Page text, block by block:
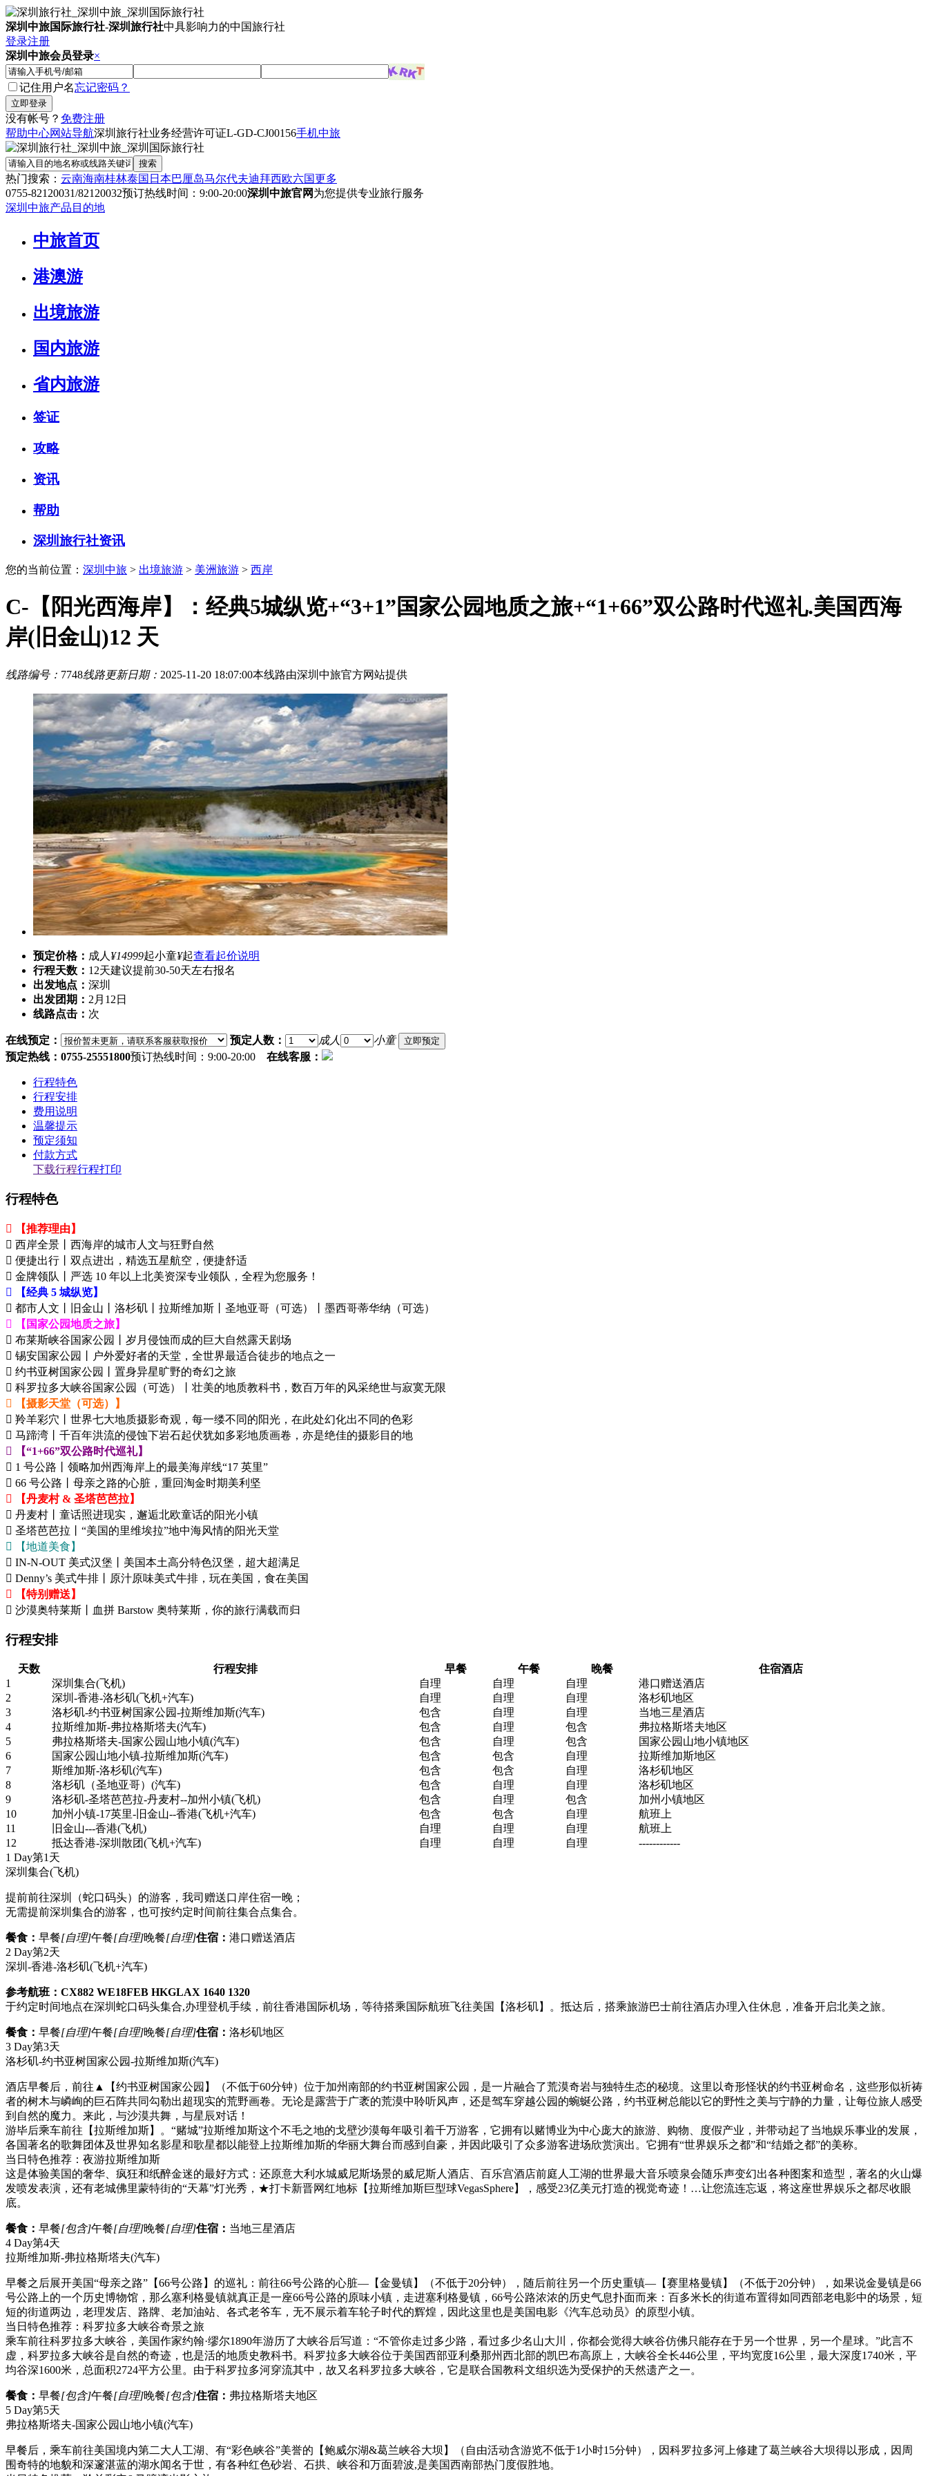
深圳中旅国际旅行社-深圳旅行社中具影响力的中国旅行社
登录注册
深圳中旅会员登录×
记住用户名忘记密码？
没有帐号？ 免费注册
帮助中心网站导航深圳旅行社业务经营许可证L-GD-CJ00156手机中旅
热门搜索： 云南海南桂林泰国 日本巴厘岛马尔代夫迪拜西欧六国更多
0755-82120031/82120032预订热线时间：9:00-20:00深圳中旅官网为您提供专业旅行服务
深圳中旅产品目的地
中旅首页
港澳游
出境旅游
国内旅游
省内旅游
签证
攻略
资讯
帮助
深圳旅行社资讯
您的当前位置： 深圳中旅 > 出境旅游 > 美洲旅游 > 西岸
C-【阳光西海岸】：经典5城纵览+“3+1”国家公园地质之旅+“1+66”双公路时代巡礼.美国西海
岸(旧金山)12 天
线路编号： 7748线路更新日期： 2025-11-20 18:07:00本线路由深圳中旅官方网站提供
预定价格： 成人 ¥14999起小童¥起查看起价说明
行程天数： 12天建议提前30-50天左右报名
出发地点： 深圳
出发团期： 2月12日
线路点击： 次
在线预定： 预定人数： 成人
小童
预定热线：0755-25551800预订热线时间：9:00-20:00 在线客服：
行程特色
行程安排
费用说明
温馨提示
预定须知
付款方式
下载行程行程打印
行程特色
 【推荐理由】
 西岸全景丨西海岸的城市人文与狂野自然
 便捷出行丨双点进出，精选五星航空，便捷舒适
 金牌领队丨严选 10 年以上北美资深专业领队，全程为您服务！
 【经典 5 城纵览】
 都市人文丨旧金山丨洛杉矶丨拉斯维加斯丨圣地亚哥（可选）丨墨西哥蒂华纳（可选）
 【国家公园地质之旅】
 布莱斯峡谷国家公园丨岁月侵蚀而成的巨大自然露天剧场
 锡安国家公园丨户外爱好者的天堂，全世界最适合徒步的地点之一
 约书亚树国家公园丨置身异星旷野的奇幻之旅
 科罗拉多大峡谷国家公园（可选）丨壮美的地质教科书，数百万年的风采绝世与寂寞无限
 【摄影天堂（可选）】
 羚羊彩穴丨世界七大地质摄影奇观，每一缕不同的阳光，在此处幻化出不同的色彩
 马蹄湾丨千百年洪流的侵蚀下岩石起伏犹如多彩地质画卷，亦是绝佳的摄影目的地
 【“1+66”双公路时代巡礼】
 1 号公路丨领略加州西海岸上的最美海岸线“17 英里”
 66 号公路丨母亲之路的心脏，重回淘金时期美利坚
 【丹麦村 & 圣塔芭芭拉】
 丹麦村丨童话照进现实，邂逅北欧童话的阳光小镇
 圣塔芭芭拉丨“美国的里维埃拉”地中海风情的阳光天堂
 【地道美食】
 IN-N-OUT 美式汉堡丨美国本土高分特色汉堡，超大超满足
 Denny’s 美式牛排丨原汁原味美式牛排，玩在美国，食在美国
 【特别赠送】
 沙漠奥特莱斯丨血拼 Barstow 奥特莱斯，你的旅行满载而归
行程安排
天数 行程安排 早餐 午餐 晚餐
住宿酒店
1
深圳集合(飞机) 自理 自理 自理
港口赠送酒店
2
深圳-香港-洛杉矶(飞机+汽车) 自理 自理 自理
洛杉矶地区
3
洛杉矶-约书亚树国家公园-拉斯维加斯(汽车) 包含 自理 自理
当地三星酒店
4
拉斯维加斯-弗拉格斯塔夫(汽车) 包含 自理 包含
弗拉格斯塔夫地区
5
弗拉格斯塔夫-国家公园山地小镇(汽车) 包含 自理 包含
国家公园山地小镇地区
6
国家公园山地小镇-拉斯维加斯(汽车) 包含 包含 自理
拉斯维加斯地区
7
斯维加斯-洛杉矶(汽车) 包含 包含 自理
洛杉矶地区
8
洛杉矶（圣地亚哥）(汽车) 包含 自理 自理
洛杉矶地区
9
洛杉矶-圣塔芭芭拉-丹麦村--加州小镇(飞机) 包含 自理 包含
加州小镇地区
10
加州小镇-17英里-旧金山--香港(飞机+汽车) 包含 包含 自理
航班上
11
旧金山---香港(飞机) 自理 自理 自理
航班上
12
抵达香港-深圳散团(飞机+汽车) 自理 自理 自理
------------
1 Day第1天
深圳集合(飞机)
提前前往深圳（蛇口码头）的游客，我司赠送口岸住宿一晚；
无需提前深圳集合的游客，也可按约定时间前往集合点集合。
餐食： 早餐[自理]午餐[自理]晚餐[自理]住宿： 港口赠送酒店
2 Day第2天
深圳-香港-洛杉矶(飞机+汽车)
参考航班：CX882 WE18FEB HKGLAX 1640 1320
于约定时间地点在深圳蛇口码头集合,办理登机手续，前往香港国际机场，等待搭乘国际航班飞往美国【洛杉矶】。抵达后，搭乘旅游巴士前往酒店办理入住休息，准备开启北美之旅。
餐食： 早餐[自理]午餐[自理]晚餐[自理]住宿： 洛杉矶地区
3 Day第3天
洛杉矶-约书亚树国家公园-拉斯维加斯(汽车)
酒店早餐后，前往▲【约书亚树国家公园】（不低于60分钟）位于加州南部的约书亚树国家公园，是一片融合了荒漠奇岩与独特生态的秘境。这里以奇形怪状的约书亚树命名，这些形似祈祷
者的树木与嶙峋的巨石阵共同勾勒出超现实的荒野画卷。无论是露营于广袤的荒漠中聆听风声，还是驾车穿越公园的蜿蜒公路，约书亚树总能以它的野性之美与宁静的力量，让每位旅人感受
到自然的魔力。来此，与沙漠共舞，与星辰对话！
游毕后乘车前往【拉斯维加斯】。“赌城”拉斯维加斯这个不毛之地的戈壁沙漠每年吸引着千万游客，它拥有以赌博业为中心庞大的旅游、购物、度假产业，并带动起了当地娱乐事业的发展，
各国著名的歌舞团体及世界知名影星和歌星都以能登上拉斯维加斯的华丽大舞台而感到自豪，并因此吸引了众多游客进场欣赏演出。它拥有“世界娱乐之都”和“结婚之都”的美称。
当日特色推荐：夜游拉斯维加斯
这是体验美国的奢华、疯狂和纸醉金迷的最好方式：还原意大利水城威尼斯场景的威尼斯人酒店、百乐宫酒店前庭人工湖的世界最大音乐喷泉会随乐声变幻出各种图案和造型，著名的火山爆
发喷发表演，还有老城佛里蒙特街的“天幕”灯光秀，★打卡新晋网红地标【拉斯维加斯巨型球VegasSphere】，感受23亿美元打造的视觉奇迹！…让您流连忘返，将这座世界娱乐之都尽收眼
底。
餐食： 早餐[包含]午餐[自理]晚餐[自理]住宿： 当地三星酒店
4 Day第4天
拉斯维加斯-弗拉格斯塔夫(汽车)
早餐之后展开美国“母亲之路”【66号公路】的巡礼：前往66号公路的心脏—【金曼镇】（不低于20分钟），随后前往另一个历史重镇—【赛里格曼镇】（不低于20分钟），如果说金曼镇是66
号公路上的一个历史博物馆，那么塞利格曼镇就真正是一座66号公路的原味小镇，走进塞利格曼镇，66号公路浓浓的历史气息扑面而来：百多米长的街道布置得如同西部老电影中的场景，短
短的街道两边，老理发店、路牌、老加油站、各式老爷车，无不展示着车轮子时代的辉煌，因此这里也是美国电影《汽车总动员》的原型小镇。
当日特色推荐：科罗拉多大峡谷奇景之旅
乘车前往科罗拉多大峡谷，美国作家约翰·缪尔1890年游历了大峡谷后写道：“不管你走过多少路，看过多少名山大川，你都会觉得大峡谷仿佛只能存在于另一个世界，另一个星球。”此言不
虚，科罗拉多大峡谷是自然的奇迹，也是活的地质史教科书。科罗拉多大峡谷位于美国西部亚利桑那州西北部的凯巴布高原上，大峡谷全长446公里，平均宽度16公里，最大深度1740米，平
均谷深1600米，总面积2724平方公里。由于科罗拉多河穿流其中，故又名科罗拉多大峡谷，它是联合国教科文组织选为受保护的天然遗产之一。
餐食： 早餐[包含]午餐[自理]晚餐[包含]住宿： 弗拉格斯塔夫地区
5 Day第5天
弗拉格斯塔夫-国家公园山地小镇(汽车)
早餐后，乘车前往美国境内第二大人工湖、有“彩色峡谷”美誉的【鲍威尔湖&葛兰峡谷大坝】（自由活动含游览不低于1小时15分钟），因科罗拉多河上修建了葛兰峡谷大坝得以形成，因周
围奇特的地貌和深邃湛蓝的湖水闻名于世，有各种红色砂岩、石拱、峡谷和万面碧波,是美国西南部热门度假胜地。